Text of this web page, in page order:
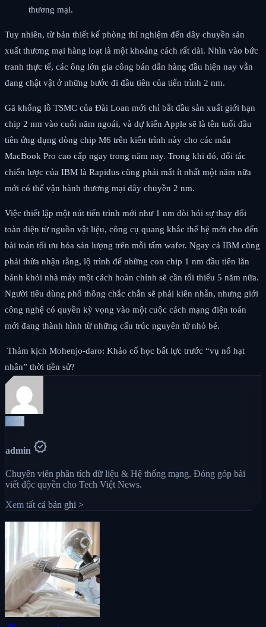
thương mại.
Tuy nhiên, từ bản thiết kế phòng thí nghiệm đến dây chuyền sản
xuất thương mại hàng loạt là một khoảng cách rất dài. Nhìn vào bức
tranh thực tế, các ông lớn gia công bán dẫn hàng đầu hiện nay vẫn
đang chật vật ở những bước đi đầu tiên của tiến trình 2 nm.
Gã khổng lồ TSMC của Đài Loan mới chỉ bắt đầu sản xuất giới hạn
chip 2 nm vào cuối năm ngoái, và dự kiến Apple sẽ là tên tuổi đầu
tiên ứng dụng dòng chip M6 trên kiến trình này cho các mẫu
MacBook Pro cao cấp ngay trong năm nay. Trong khi đó, đối tác
chiến lược của IBM là Rapidus cũng phải mất ít nhất một năm nữa
mới có thể vận hành thương mại dây chuyền 2 nm.
Việc thiết lập một nút tiến trình mới như 1 nm đòi hỏi sự thay đổi
toàn diện từ nguồn vật liệu, công cụ quang khắc thế hệ mới cho đến
bài toán tối ưu hóa sản lượng trên mỗi tấm wafer. Ngay cả IBM cũng
phải thừa nhận rằng, lộ trình để những con chip 1 nm đầu tiên lăn
bánh khỏi nhà máy một cách hoàn chỉnh sẽ cần tối thiểu 5 năm nữa.
Người tiêu dùng phổ thông chắc chắn sẽ phải kiên nhẫn, nhưng giới
công nghệ có quyền kỳ vọng vào một cuộc cách mạng điện toán
mới đang thành hình từ những cấu trúc nguyên tử nhỏ bé.
Thảm kịch Mohenjo-daro: Khảo cổ học bất lực trước “vụ nổ hạt
nhân” thời tiền sử?
Auth
admin verified
Chuyên viên phân tích dữ liệu & Hệ thống mạng. Đóng góp bài
viết độc quyền cho Tech Việt News.
Xem tất cả bản ghi >